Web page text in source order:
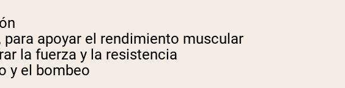
apoyar el rendimiento muscular
la fuerza y la resistencia
y el bombeo